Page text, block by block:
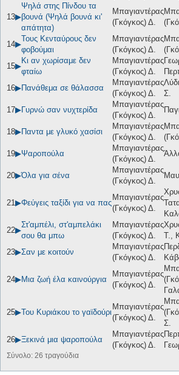
13▶
Ψηλά στης Πίνδου τα
βουνά (Ψηλά βουνά κι'
απάτητα)
Μπαγιαντέρας
(Γκόγκος) Δ.
14▶
Τους Κενταύρους δεν
φοβούμαι
Μπαγιαντέρας
(Γκόγκος) Δ.
15▶
Κι αν χωρίσαμε δεν
φταίω
Μπαγιαντέρας
(Γκόγκος) Δ.
16▶Πανάθεμα σε θάλασσα
Μπαγιαντέρας
(Γκόγκος) Δ.
Σ.
17▶Γυρνώ σαν νυχτερίδα
Μπαγιαντέρας
(Γκόγκος) Δ.
18▶Παντα με γλυκό χασίσι
Μπαγιαντέρας
(Γκόγκος) Δ.
19▶Ψαροπούλα
Μπαγιαντέρας
(Γκόγκος) Δ.
20▶Όλα για σένα
Μπαγιαντέρας
(Γκόγκος) Δ.
21 ▶Φεύγεις ταξίδι για να πας
Μπαγιαντέρας
(Γκόγκος) Δ.
22▶
Στ'αμπέλι, στ'αμπελάκι
σου θα μπω
Μπαγιαντέρας
(Γκόγκος) Δ.
Τ.,
23▶Σαν με κοιτούν
Μπαγιαντέρας
(Γκόγκος) Δ.
24▶Μια ζωή έλα καινούργια
Μπαγιαντέρας
(Γκόγκος) Δ.
25▶Του Κυριάκου το γαϊδούρι
Μπαγιαντέρας
(Γκόγκος) Δ.
Σ.
26▶Ξεκινά μια ψαροπούλα
Μπαγιαντέρας
(Γκόγκος) Δ.
Σύνολο: 26 τραγούδια